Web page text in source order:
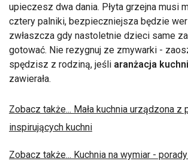
upieczesz dwa dania. Płyta grzejna musi
cztery palniki, bezpieczniejsza będzie
zwłaszcza gdy nastoletnie dzieci same
gotować. Nie rezygnuj ze zmywarki -
spędzisz z rodziną, jeśli aranżacja kuchni
zawierała.
Zobacz także... Mała kuchnia urządzona z
inspirujących kuchni
Zobacz także... Kuchnia na wymiar -